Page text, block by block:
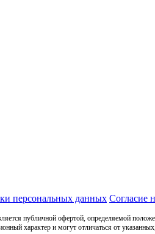
персональных данных Согласие
публичной офертой, определяемой
характер и могут отличаться от